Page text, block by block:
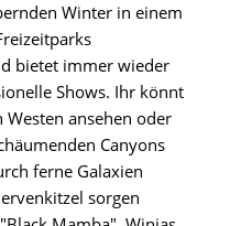
Winter in einem
bietet immer wieder
Shows. Ihr könnt
ansehen oder
Canyons
ferne Galaxien
sorgen